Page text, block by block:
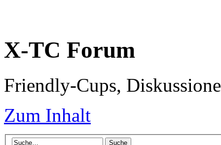
X-TC Forum
Friendly-Cups,
Zum Inhalt